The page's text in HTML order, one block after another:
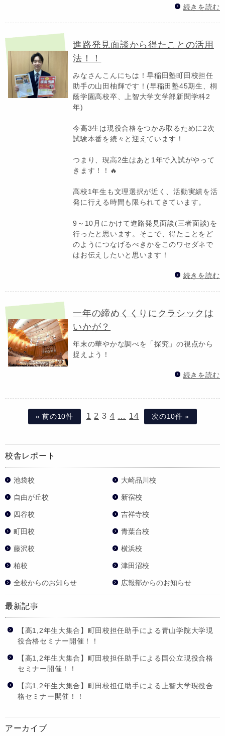
続きを読む
進路発見面談から得たことの活用
法！！
みなさんこんにちは！早稲田塾町田校担任
助手の山田柚輝です！(早稲田塾45期生、桐
蔭学園高校卒、上智大学文学部新聞学科2
年)
今高3生は現役合格をつかみ取るために2次
試験本番を続々と迎えています！
つまり、現高2生はあと1年で入試がやって
きます！！🔥
高校1年生も文理選択が近く、活動実績を活
発に行える時間も限られてきています。
9～10月にかけて進路発見面談(三者面談)を
行ったと思います。そこで、得たことをど
のようにつなげるべきかをこのワセダネで
はお伝えしたいと思います！
続きを読む
一年の締めくくりにクラシックは
いかが？
年末の華やかな調べを「探究」の視点から
捉えよう！
続きを読む
« 前の10件 1 2 3 4 … 14 次の10件 »
校舎レポート
池袋校 大崎品川校
自由が丘校 新宿校
四谷校 吉祥寺校
町田校 青葉台校
藤沢校 横浜校
柏校 津田沼校
全校からのお知らせ 広報部からのお知らせ
最新記事
【高1,2年生大集合】町田校担任助手による青山学院大学現
役合格セミナー開催！！
【高1,2年生大集合】町田校担任助手による国公立現役合格
セミナー開催！！
【高1,2年生大集合】町田校担任助手による上智大学現役合
格セミナー開催！！
アーカイブ